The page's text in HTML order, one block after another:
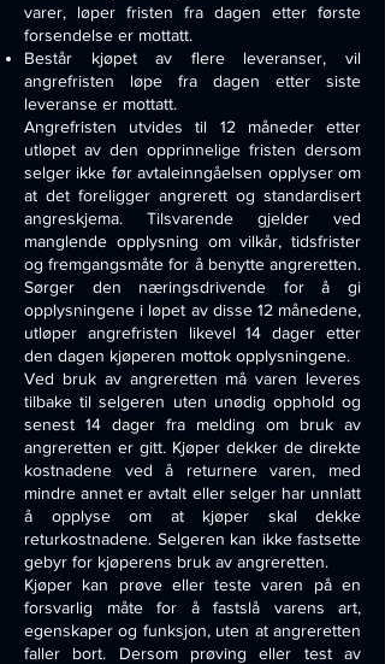
varer, løper fristen fra dagen etter første
forsendelse er mottatt.
Består kjøpet av flere leveranser, vil
angrefristen løpe fra dagen etter siste
leveranse er mottatt.
Angrefristen utvides til 12 måneder etter
utløpet av den opprinnelige fristen dersom
selger ikke før avtaleinngåelsen opplyser om
at det foreligger angrerett og standardisert
angreskjema. Tilsvarende gjelder ved
manglende opplysning om vilkår, tidsfrister
og fremgangsmåte for å benytte angreretten.
Sørger den næringsdrivende for å gi
opplysningene i løpet av disse 12 månedene,
utløper angrefristen likevel 14 dager etter
den dagen kjøperen mottok opplysningene.
Ved bruk av angreretten må varen leveres
tilbake til selgeren uten unødig opphold og
senest 14 dager fra melding om bruk av
angreretten er gitt. Kjøper dekker de direkte
kostnadene ved å returnere varen, med
mindre annet er avtalt eller selger har unnlatt
å opplyse om at kjøper skal dekke
returkostnadene. Selgeren kan ikke fastsette
gebyr for kjøperens bruk av angreretten.
Kjøper kan prøve eller teste varen på en
forsvarlig måte for å fastslå varens art,
egenskaper og funksjon, uten at angreretten
faller bort. Dersom prøving eller test av